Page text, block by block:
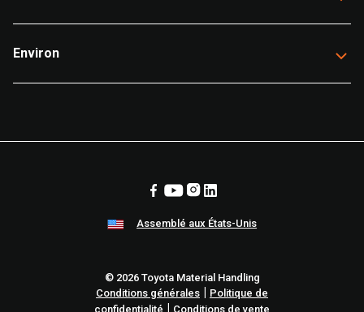
Environ
Assemblé aux États-Unis
© 2026 Toyota Material Handling
Conditions générales | Politique de
confidentialité | Conditions de vente